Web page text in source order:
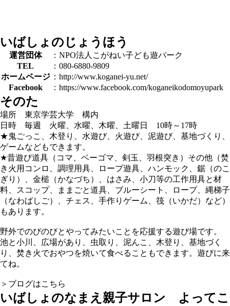
いばしょのじょうほう
運営団体
：NPO法人こがねい子ども遊パーク
TEL
：080-6880-9809
ホームページ ：http://www.koganei-yu.net/
Facebook
：https://www.facebook.com/koganeikodomoyupark
そのた
場所 東京学芸大学 構内
日時 毎週 火曜、水曜、木曜、土曜日 10時～17時
★鬼ごっこ、木登り、水遊び、火遊び、泥遊び、基地づくり、
ゲームなどもできます。
★昔遊び道具（コマ、ベーゴマ、剣玉、羽根突き）その他（焚
き火用コンロ、調理用具、ロープ遊具、ハンモック、鋸（のこ
ぎり）、金槌（かなづち）、はさみ、小刀等の工作用具と材
料、スコップ、ままごと道具、ブルーシート、ロープ、縄梯子
（なわばしご）、チェス、手作りゲーム、筏（いかだ）など）
もあります。
野外でのびのびとやってみたいことを応援する遊び場です。
池と小川、広場があり、虫取り、泥んこ、木登り、基地づく
り、焚き火でおやつを焼いて食べることもできます。遊びに来
てね。
＞ブログはこちら
いばしょのなまえ 親子サロン よってこ